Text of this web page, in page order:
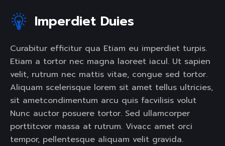
Imperdiet Duies
Curabitur efficitur qua Etiam eu imperdiet turpis.
Etiam a tortor nec magna laoreet iacul. Ut sapien
velit, rutrum nec mattis vitae, congue sed tortor.
Aliquam scelerisque lorem sit amet tellus ultricies,
sit ametcondimentum arcu quis facvilisis volut
Nunc auctor posuere tortor. Sed ullamcorper
porttitcvor massa at rutrum. Vivacc amet orci
tempor, pellentesque aliquam velit gravida.